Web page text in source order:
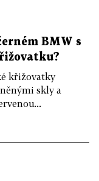
BMW s
křižovatky
skly a